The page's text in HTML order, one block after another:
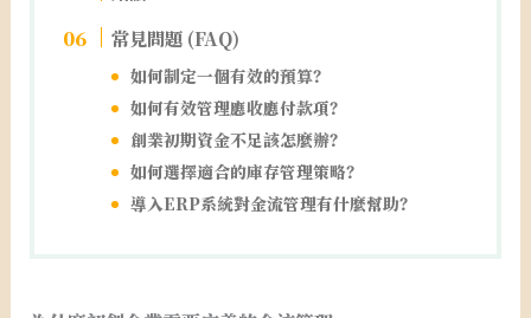
常見問題 (FAQ)
如何制定一個有效的預算？
如何有效管理應收應付款項？
創業初期資金不足該怎麼辦？
如何選擇適合的庫存管理策略？
導入ERP系統對金流管理有什麼幫助？